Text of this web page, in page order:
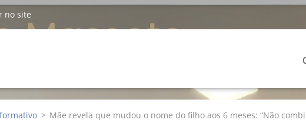
> Mãe revela que mudou o nome do filho aos 6 meses: “Não